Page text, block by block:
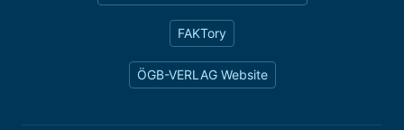
FAKTory
ÖGB-VERLAG Website